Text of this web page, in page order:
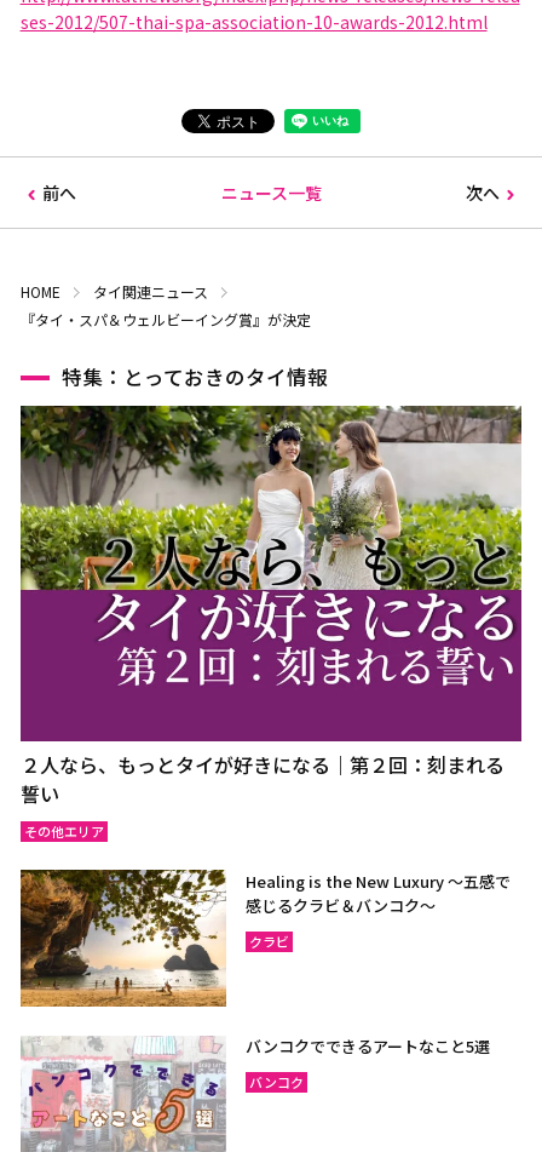
ses-2012/507-thai-spa-association-10-awards-2012.html
前へ ニュース一覧 次へ
HOME
タイ関連ニュース
『タイ・スパ＆ウェルビーイング賞』が決定
特集：とっておきのタイ情報
２人なら、もっとタイが好きになる｜第２回：刻まれる
誓い
その他エリア
Healing is the New Luxury ～五感で
感じるクラビ＆バンコク～
クラビ
バンコクでできるアートなこと5選
バンコク